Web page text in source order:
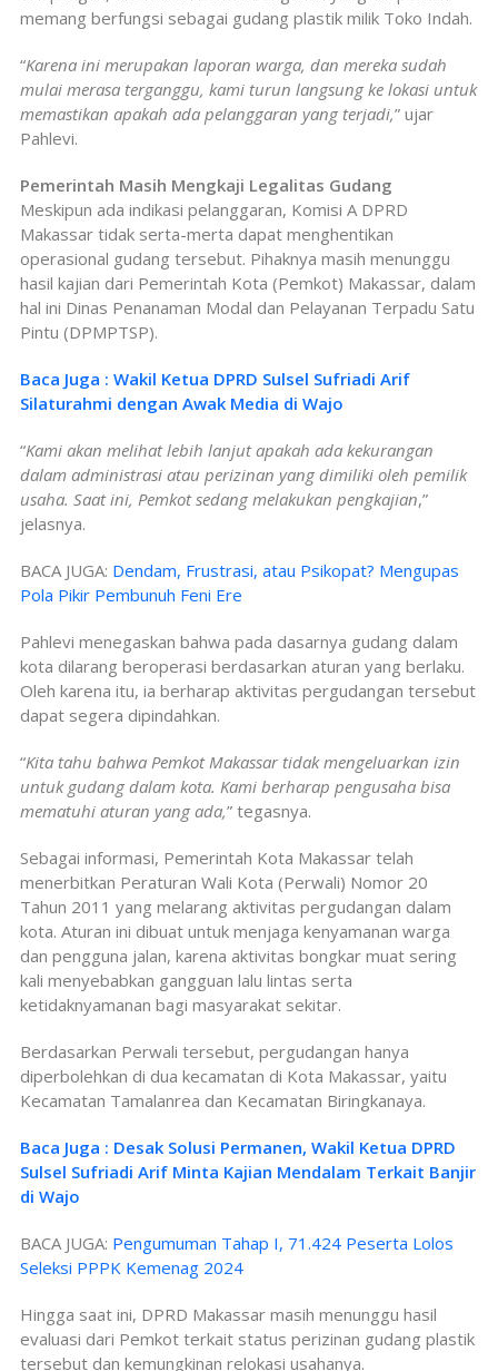
memang berfungsi sebagai gudang plastik milik Toko Indah.
“Karena ini merupakan laporan warga, dan mereka sudah
mulai merasa terganggu, kami turun langsung ke lokasi untuk
memastikan apakah ada pelanggaran yang terjadi,” ujar
Pahlevi.
Pemerintah Masih Mengkaji Legalitas Gudang
Meskipun ada indikasi pelanggaran, Komisi A DPRD
Makassar tidak serta-merta dapat menghentikan
operasional gudang tersebut. Pihaknya masih menunggu
hasil kajian dari Pemerintah Kota (Pemkot) Makassar, dalam
hal ini Dinas Penanaman Modal dan Pelayanan Terpadu Satu
Pintu (DPMPTSP).
Baca Juga : Wakil Ketua DPRD Sulsel Sufriadi Arif
Silaturahmi dengan Awak Media di Wajo
“Kami akan melihat lebih lanjut apakah ada kekurangan
dalam administrasi atau perizinan yang dimiliki oleh pemilik
usaha. Saat ini, Pemkot sedang melakukan pengkajian,”
jelasnya.
BACA JUGA: Dendam, Frustrasi, atau Psikopat? Mengupas
Pola Pikir Pembunuh Feni Ere
Pahlevi menegaskan bahwa pada dasarnya gudang dalam
kota dilarang beroperasi berdasarkan aturan yang berlaku.
Oleh karena itu, ia berharap aktivitas pergudangan tersebut
dapat segera dipindahkan.
“Kita tahu bahwa Pemkot Makassar tidak mengeluarkan izin
untuk gudang dalam kota. Kami berharap pengusaha bisa
mematuhi aturan yang ada,” tegasnya.
Sebagai informasi, Pemerintah Kota Makassar telah
menerbitkan Peraturan Wali Kota (Perwali) Nomor 20
Tahun 2011 yang melarang aktivitas pergudangan dalam
kota. Aturan ini dibuat untuk menjaga kenyamanan warga
dan pengguna jalan, karena aktivitas bongkar muat sering
kali menyebabkan gangguan lalu lintas serta
ketidaknyamanan bagi masyarakat sekitar.
Berdasarkan Perwali tersebut, pergudangan hanya
diperbolehkan di dua kecamatan di Kota Makassar, yaitu
Kecamatan Tamalanrea dan Kecamatan Biringkanaya.
Baca Juga : Desak Solusi Permanen, Wakil Ketua DPRD
Sulsel Sufriadi Arif Minta Kajian Mendalam Terkait Banjir
di Wajo
BACA JUGA: Pengumuman Tahap I, 71.424 Peserta Lolos
Seleksi PPPK Kemenag 2024
Hingga saat ini, DPRD Makassar masih menunggu hasil
evaluasi dari Pemkot terkait status perizinan gudang plastik
tersebut dan kemungkinan relokasi usahanya.